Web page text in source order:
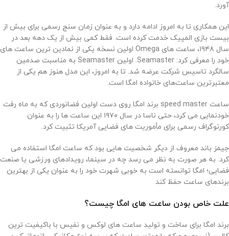
آورد.
این همکاری تا به امروز ادامه دارد و به عنوان زمان سنج رسمی برای بیش از
بیست بازی المپیک خدمت کرده است. فقط کمی بیش از یک دهه بعد در
سال ۱۹۴۸، ساعت های Omega اولین نسخه یکی از نمادین ترین ساعت های
خود را معرفی کرد: Seamaster. اولین Seamaster به مناسبت صدمین
سالگرد تاسیس شرکت عرضه شد. تا به امروز، این مدل هنوز هم یکی از
معتبرترین ساعت‌های خانواده امگا است.
ساعت speed master برند امگا روی دست اولین فضانوردی که به ماه رفت
خودنمایی می کرد، حتی ناسا در سال ۱۹۷۰ این ساعت ها را به عنوان
کورنوگراف رسمی برای مأموریت های فضایی آمریکا تثبیت کرد.
جیمز باند معروف از دیگر شخصیت هایی بود که ساعت امگا استفاده می
کرد. به هر صورت به نظر می رسد چه در سینما، رویدادهای ورزشی یا صنعت
فضایی؛ امگا توانسته است به خوبی شهرت خود را به عنوان یکی از بهترین
برندهای ساعت حفظ کند
علت خاص بودن ساعت ‌های امگا چیست؟
برند امگا برای ساخت و تولید ساعت‌ های لوکس و نفیس با باکیفیت‌ ترین